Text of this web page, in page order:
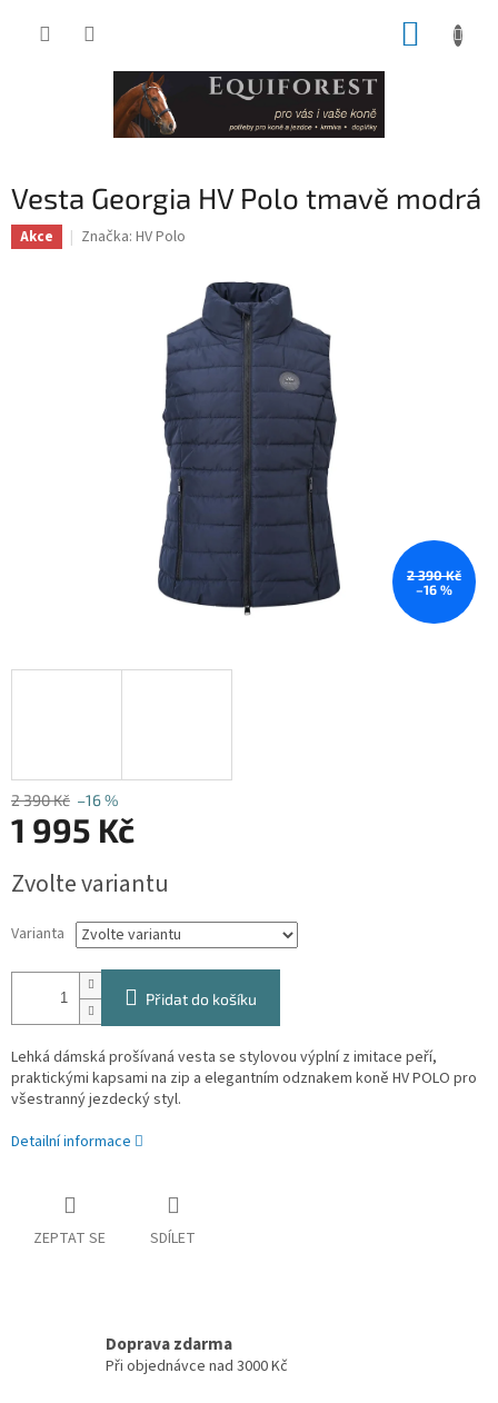
Vesta Georgia HV Polo tmavě modrá
Akce Značka: HV Polo
2 390 Kč
–16 %
2 390 Kč –16 %
1 995 Kč
cena:
Zvolte variantu
Varianta
Přidat do košíku
Lehká dámská prošívaná vesta se stylovou výplní z imitace peří,
praktickými kapsami na zip a elegantním odznakem koně HV POLO pro
všestranný jezdecký styl.
Detailní informace
ZEPTAT SE SDÍLET
Doprava zdarma
Při objednávce nad 3000 Kč